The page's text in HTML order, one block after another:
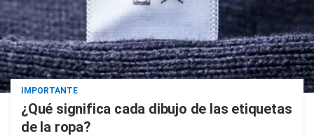
IMPORTANTE
¿Qué significa cada dibujo de las etiquetas
de la ropa?